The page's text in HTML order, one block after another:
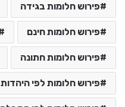
פירוש חלומות בגידה
פירוש חלומות חינם
פירוש חלומות חתונה
פירוש חלומות לפי היהדות